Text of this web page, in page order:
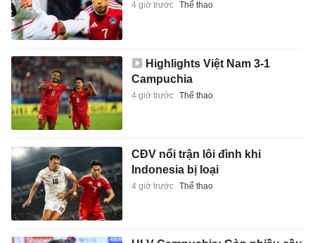
4 giờ trước Thể thao
Highlights Việt Nam 3-1
Campuchia
4 giờ trước Thể thao
CĐV nổi trận lôi đình khi
Indonesia bị loại
4 giờ trước Thể thao